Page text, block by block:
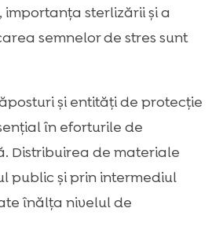
sterlizării și a
semnelor de stres sunt
și entități de protecție
în eforturile de
Distribuirea de materiale
public și prin intermediul
înălța nivelul de